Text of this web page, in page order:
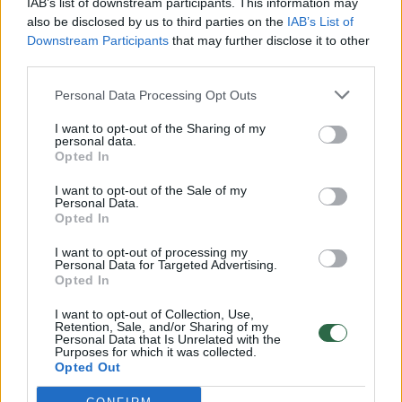
also be disclosed by us to third parties on the IAB’s List of
Downstream Participants that may further disclose it to other
Personal Data Processing Opt Outs
I want to opt-out of the Sharing of my
personal data.
Opted In
I want to opt-out of the Sale of my
Personal Data.
Opted In
I want to opt-out of processing my
Personal Data for Targeted Advertising.
Opted In
I want to opt-out of Collection, Use,
Retention, Sale, and/or Sharing of my
Personal Data that Is Unrelated with the
Purposes for which it was collected.
Opted Out
Žinios | Lietuvos diena
Žinios | Orai
00:15:54
V. Zalužno pasisakymą laiko bandymu įsitvirtinti
Ukrainos politikoje: jis yra neteisus
Laidos | Nauja diena
K. Prunskienės brolis prisiminė jaudinančią akimirką
prieš mirtį: „Tai buvo simbolinis mūsų pagerbimo
ženklas“
Žinios | Lietuvos diena